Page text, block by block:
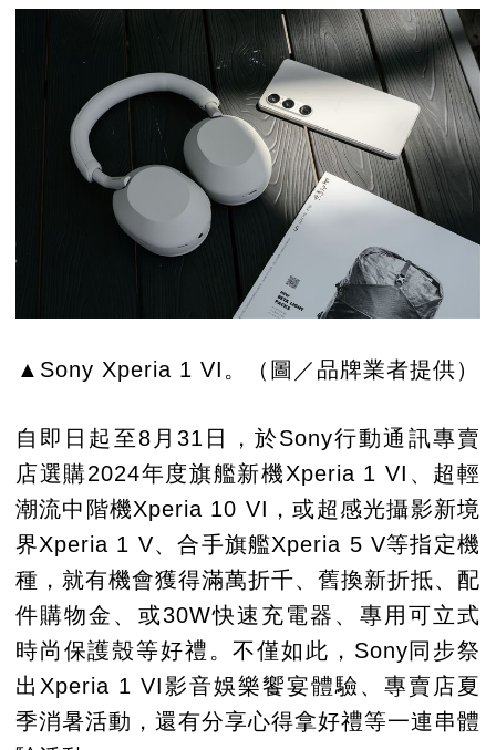
▲Sony Xperia 1 VI。（圖／品牌業者提供）
自即日起至8月31日，於Sony行動通訊專賣
店選購2024年度旗艦新機Xperia 1 VI、超輕
潮流中階機Xperia 10 VI，或超感光攝影新境
界Xperia 1 V、合手旗艦Xperia 5 V等指定機
種，就有機會獲得滿萬折千、舊換新折抵、配
件購物金、或30W快速充電器、專用可立式
時尚保護殼等好禮。不僅如此，Sony同步祭
出Xperia 1 VI影音娛樂饗宴體驗、專賣店夏
季消暑活動，還有分享心得拿好禮等一連串體